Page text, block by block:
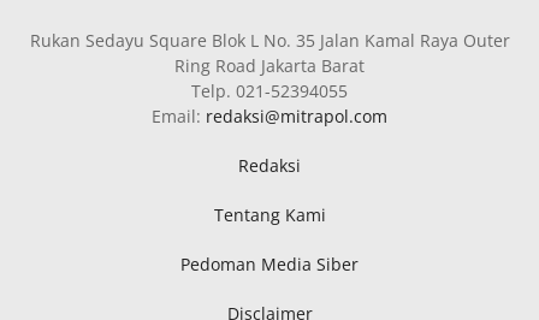
Rukan Sedayu Square Blok L No. 35 Jalan Kamal Raya Outer
Ring Road Jakarta Barat
Telp. 021-52394055
Email: redaksi@mitrapol.com
Redaksi
Tentang Kami
Pedoman Media Siber
Disclaimer